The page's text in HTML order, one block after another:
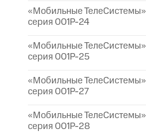
«Мобильные ТелеСистемы»
серия 001P-24
«Мобильные ТелеСистемы»
серия 001P-25
«Мобильные ТелеСистемы»
серия 001P-27
«Мобильные ТелеСистемы»
серия 001P-28